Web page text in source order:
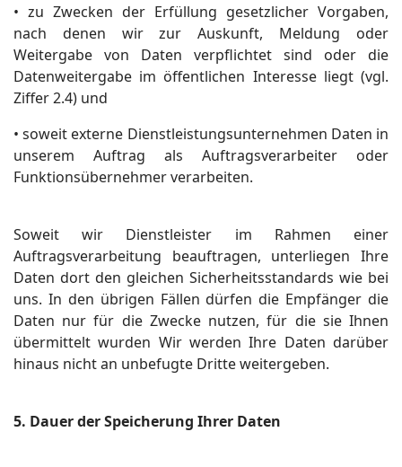
• zu Zwecken der Erfüllung gesetzlicher Vorgaben,
nach denen wir zur Auskunft, Meldung oder
Weitergabe von Daten verpflichtet sind oder die
Datenweitergabe im öffentlichen Interesse liegt (vgl.
Ziffer 2.4) und
• soweit externe Dienstleistungsunternehmen Daten in
unserem Auftrag als Auftragsverarbeiter oder
Funktionsübernehmer verarbeiten.
Soweit wir Dienstleister im Rahmen einer
Auftragsverarbeitung beauftragen, unterliegen Ihre
Daten dort den gleichen Sicherheitsstandards wie bei
uns. In den übrigen Fällen dürfen die Empfänger die
Daten nur für die Zwecke nutzen, für die sie Ihnen
übermittelt wurden Wir werden Ihre Daten darüber
hinaus nicht an unbefugte Dritte weitergeben.
5. Dauer der Speicherung Ihrer Daten